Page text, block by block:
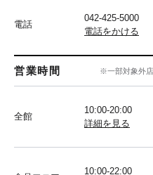
電話
042-425-5000
電話をかける
営業時間 ※一部対象外店
全館
10:00-20:00
詳細を見る
10:00-22:00